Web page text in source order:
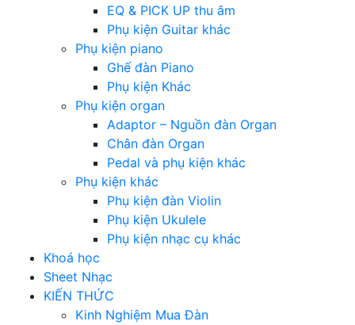
EQ & PICK UP thu âm
Phụ kiện Guitar khác
Phụ kiện piano
Ghế đàn Piano
Phụ kiện Khác
Phụ kiện organ
Adaptor – Nguồn đàn Organ
Chân đàn Organ
Pedal và phụ kiện khác
Phụ kiện khác
Phụ kiện đàn Violin
Phụ kiện Ukulele
Phụ kiện nhạc cụ khác
Khoá học
Sheet Nhạc
KIẾN THỨC
Kinh Nghiệm Mua Đàn